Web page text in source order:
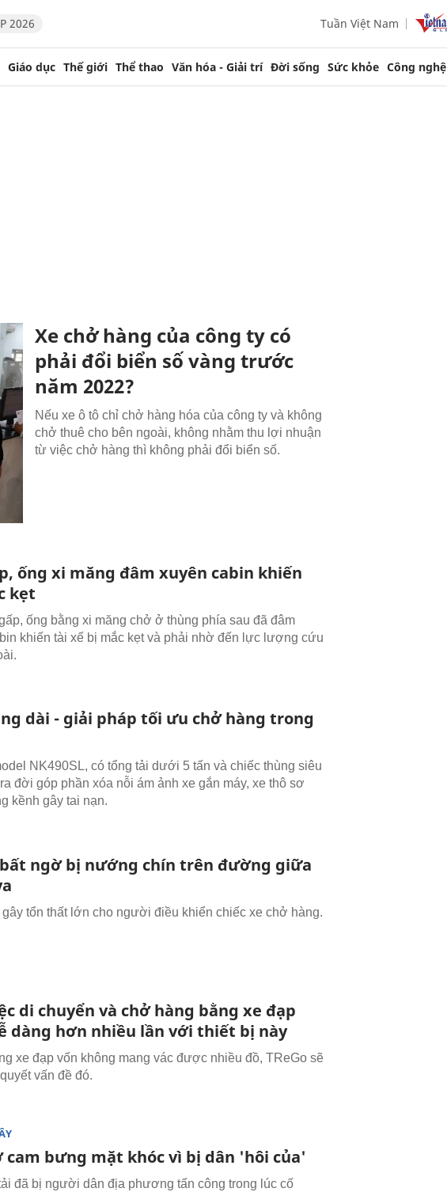
2026 Tuần Việt Nam
Giáo dục Thế giới Thể thao Văn hóa - Giải trí Đời sống Sức khỏe Công nghệ
Xe chở hàng của công ty có
phải đổi biển số vàng trước
năm 2022?
Nếu xe ô tô chỉ chở hàng hóa của công ty và không
chở thuê cho bên ngoài, không nhằm thu lợi nhuận
từ việc chở hàng thì không phải đổi biển số.
ống xi măng đâm xuyên cabin khiến
kẹt
ống bằng xi măng chở ở thùng phía sau đã đâm
khiến tài xế bị mắc kẹt và phải nhờ đến lực lượng cứu
dài - giải pháp tối ưu chở hàng trong
NK490SL, có tổng tải dưới 5 tấn và chiếc thùng siêu
đời góp phần xóa nỗi ám ảnh xe gắn máy, xe thô sơ
kềnh gây tai nạn.
ngờ bị nướng chín trên đường giữa
tổn thất lớn cho người điều khiển chiếc xe chở hàng.
di chuyển và chở hàng bằng xe đạp
dàng hơn nhiều lần với thiết bị này
xe đạp vốn không mang vác được nhiều đồ, TReGo sẽ
vấn đề đó.
cam bưng mặt khóc vì bị dân 'hôi của'
đã bị người dân địa phương tấn công trong lúc cố